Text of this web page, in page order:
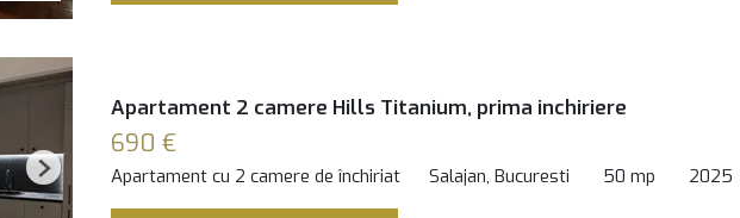
Next
Apartament 2 camere Hills Titanium, prima inchiriere
690 €
Apartament cu 2 camere de închiriat Salajan, Bucuresti 50 mp 2025